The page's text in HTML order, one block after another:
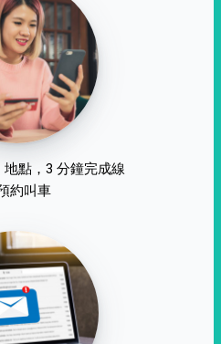
點，3 分鐘完成線
約叫車